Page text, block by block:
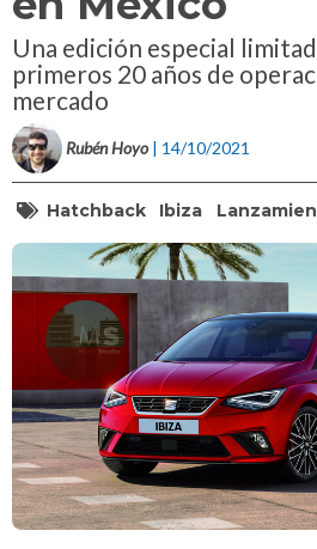
Una edición especial
primeros 20 años de
mercado
Rubén Hoyo | 14/10/2021
Hatchback Ibiza